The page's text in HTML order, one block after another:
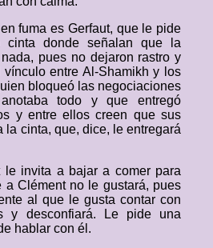
fuma es Gerfaut, que le pide
donde señalan que la
pues no dejaron rastro y
entre Al-Shamikh y los
bloqueó las negociaciones
todo y que entregó
y entre ellos creen que sus
la cinta, que, dice, le entregará
le invita a bajar a comer para
a Clément no le gustará, pues
al que le gusta contar con
y desconfiará. Le pide una
hablar con él.